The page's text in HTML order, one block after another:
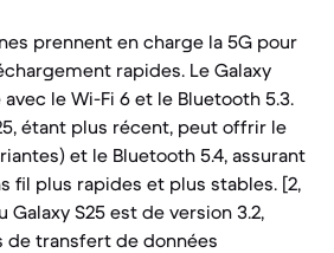
prennent en charge la 5G pour
rapides. Le Galaxy
le Wi-Fi 6 et le Bluetooth 5.3.
étant plus récent, peut offrir le
et le Bluetooth 5.4, assurant
fil plus rapides et plus stables. [2,
Galaxy S25 est de version 3.2,
transfert de données